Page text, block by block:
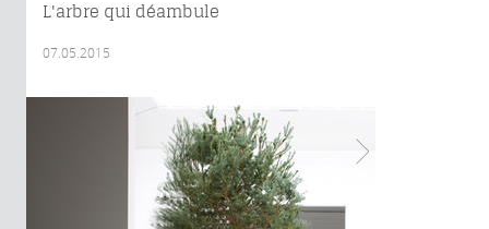
L'arbre qui déambule
07.05.2015